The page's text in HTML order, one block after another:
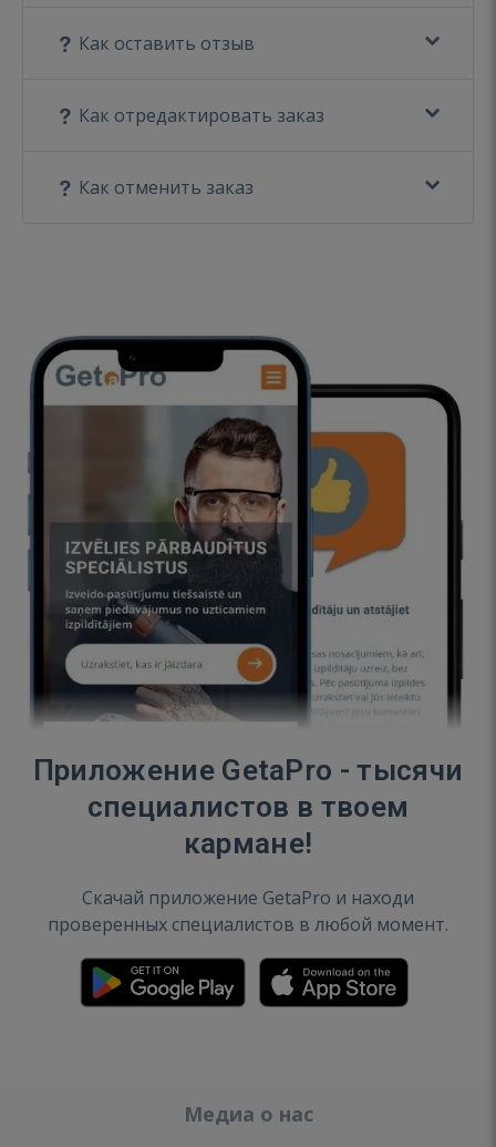
Как оставить отзыв
Как отредактировать заказ
Как отменить заказ
Приложение GetaPro - тысячи
специалистов в твоем
кармане!
Скачай приложение GetaPro и находи
проверенных специалистов в любой момент.
Медиа о нас